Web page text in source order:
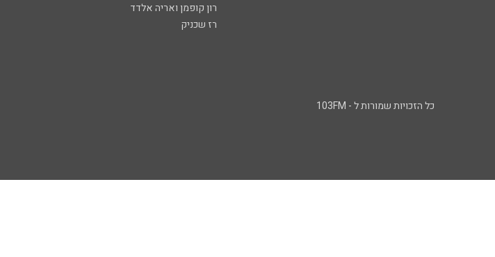
רון קופמן ואריה אלדד
רז שכניק
כל הזכויות שמורות ל - 103FM